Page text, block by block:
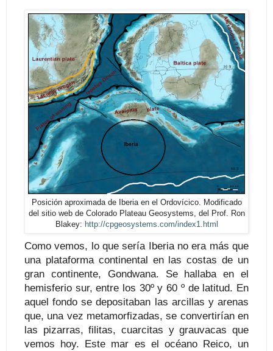
Posición aproximada de Iberia en el Ordovícico. Modificado
del sitio web de Colorado Plateau Geosystems, del Prof. Ron
Blakey: http://cpgeosystems.com/index1.html
Como vemos, lo que sería Iberia no era más que
una plataforma continental en las costas de un
gran continente, Gondwana. Se hallaba en el
hemisferio sur, entre los 30º y 60 º de latitud. En
aquel fondo se depositaban las arcillas y arenas
que, una vez metamorfizadas, se convertirían en
las pizarras, filitas, cuarcitas y grauvacas que
vemos hoy. Este mar es el océano Reico, un